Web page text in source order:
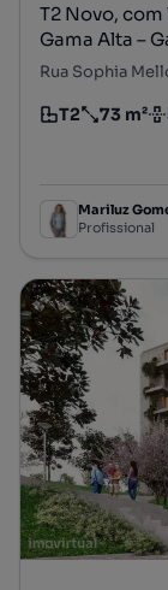
T2 Novo,
Gama Alta –
Tipologia
T2
Preço por73 m²
Andar
Mariluz
Profissional